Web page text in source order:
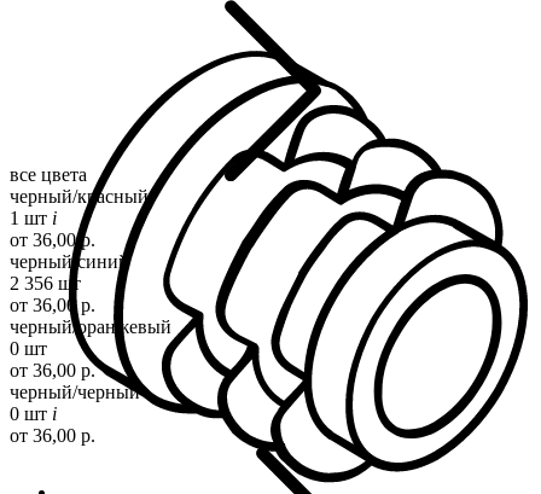
все цвета
черный/красный
1 шт i
от 36,00 р.
черный/синий
2 356 шт
от 36,00 р.
черный/оранжевый
0 шт
от 36,00 р.
черный/черный
0 шт i
от 36,00 р.